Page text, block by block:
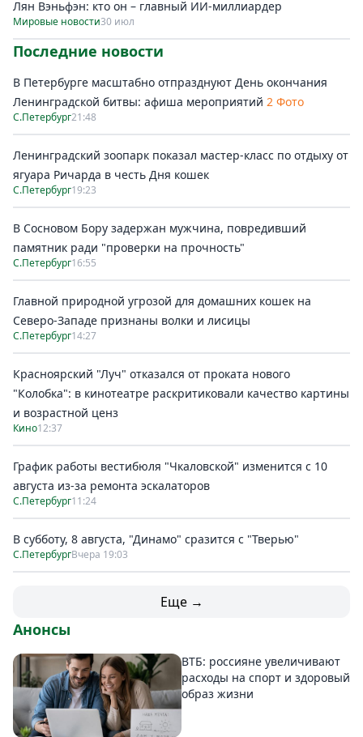
Лян Вэньфэн: кто он – главный ИИ-миллиардер
Мировые новости30 июл
Последние новости
В Петербурге масштабно отпразднуют День окончания
Ленинградской битвы: афиша мероприятий 2 Фото
С.Петербург21:48
Ленинградский зоопарк показал мастер-класс по отдыху от
ягуара Ричарда в честь Дня кошек
С.Петербург19:23
В Сосновом Бору задержан мужчина, повредивший
памятник ради "проверки на прочность"
С.Петербург16:55
Главной природной угрозой для домашних кошек на
Северо-Западе признаны волки и лисицы
С.Петербург14:27
Красноярский "Луч" отказался от проката нового
"Колобка": в кинотеатре раскритиковали качество картины
и возрастной ценз
Кино12:37
График работы вестибюля "Чкаловской" изменится с 10
августа из-за ремонта эскалаторов
С.Петербург11:24
В субботу, 8 августа, "Динамо" сразится с "Тверью"
С.ПетербургВчера 19:03
Еще →
Анонсы
ВТБ: россияне увеличивают
расходы на спорт и здоровый
образ жизни